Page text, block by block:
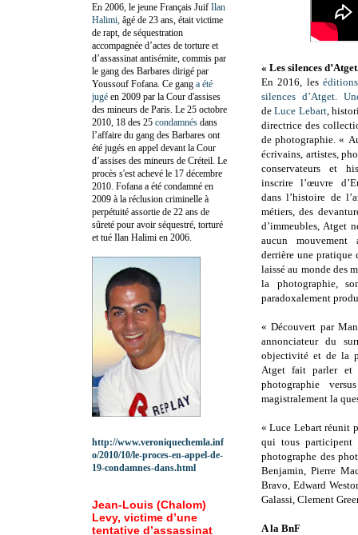
« Les silences
En 2016, les
silences d’Atget.
deLuce Lebart,
directrice des
de photographie.«
écrivains, artistes,
conservateurs et
inscrire l’œuvre
dans l’histoire de
métiers, des
d’immeubles, Atget
aucun mouvement
derrière une pratique
laissé au monde des
la photographie,
paradoxalement
«Découvert par
annonciateur du
objectivité et de la
Atget fait parler et
photographie
magistralement la
«Luce Lebart réunit
qui tous participent
photographe des
Benjamin, Pierre
Bravo, Edward
Galassi, Clement
A la BnF
En 2006, le jeune Français Juif Ilan
Halimi, âgé de 23 ans, était victime
de rapt, de séquestration
accompagnée d’actes de torture et
d’assassinat antisémite, commis par
le gang des Barbares dirigé par
Youssouf Fofana. Ce gang a été
jugé en 2009 par la Cour d'assises
des mineurs de Paris. Le 25 octobre
2010, 18 des 25 condamnés dans
l’affaire du gang des Barbares ont
été jugés en appel devant la Cour
d’assises des mineurs de Créteil. Le
procès s'est achevé le 17 décembre
2010. Fofana a été condamné en
2009 à la réclusion criminelle à
perpétuité assortie de 22 ans de
sûreté pour avoir séquestré, torturé
et tué Ilan Halimi en 2006.
http://www.veroniquechemla.inf
o/2010/10/le-proces-en-appel-de-
19-condamnes-dans.html
Jean-Louis (Chalom)
Levy, victime d’une
tentative d’assassinat